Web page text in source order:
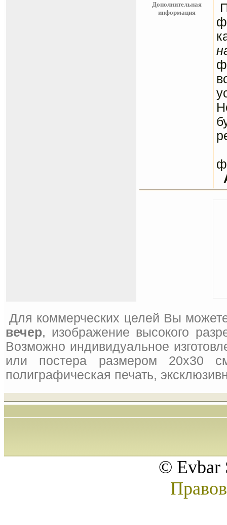
Дополнительная
информация
Для коммерческих целей Вы
вечер, изображение высокого
Возможно индивидуальное
или постера размером 20x30
полиграфическая печать,
© Evbar